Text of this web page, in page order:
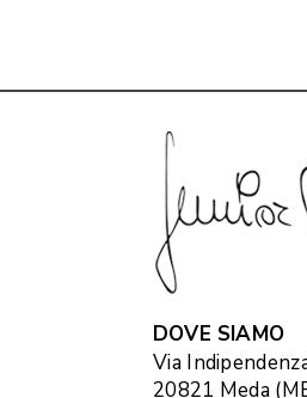
DOVE SIAMO
Via
20821 Meda